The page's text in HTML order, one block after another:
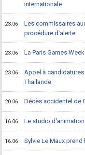
internationale
23.06
Les commissaires
procédure d'alerte
23.06 La Paris Games
23.06
Appel à candidatures
Thaïlande
20.06 Décès accidentel de
16.06 Le studio
16.06 Sylvie Le Maux prend